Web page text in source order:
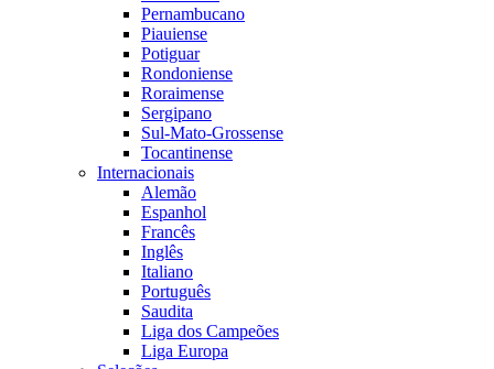
Pernambucano
Piauiense
Potiguar
Rondoniense
Roraimense
Sergipano
Sul-Mato-Grossense
Tocantinense
Internacionais
Alemão
Espanhol
Francês
Inglês
Italiano
Português
Saudita
Liga dos Campeões
Liga Europa